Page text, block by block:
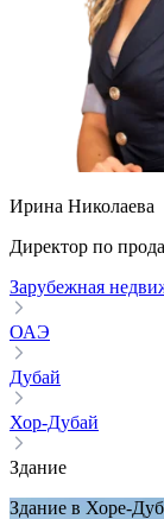
Ирина Николаева
Директор по
Зарубежная
ОАЭ
Дубай
Хор-Дубай
Здание
Здание в Хоре-